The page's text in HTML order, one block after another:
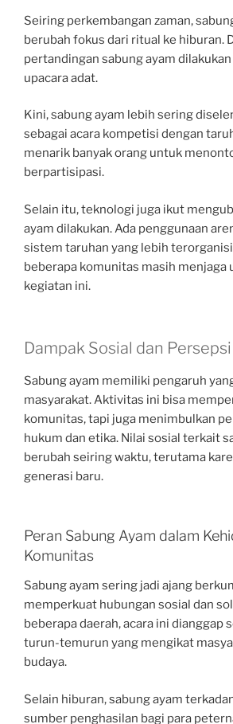
Seiring perkembangan zaman,
berubah fokus dari ritual ke hiburan.
pertandingan sabung ayam
upacara adat.
Kini, sabung ayam lebih sering
sebagai acara kompetisi dengan
menarik banyak orang untuk
berpartisipasi.
Selain itu, teknologi juga ikut
ayam dilakukan. Ada penggunaan
sistem taruhan yang lebih
beberapa komunitas masih menjaga
kegiatan ini.
Dampak Sosial dan
Sabung ayam memiliki pengaruh
masyarakat. Aktivitas ini bisa
komunitas, tapi juga menimbulkan
hukum dan etika. Nilai sosial terkait
berubah seiring waktu, terutama
generasi baru.
Peran Sabung Ayam dalam
Komunitas
Sabung ayam sering jadi ajang
memperkuat hubungan sosial dan
beberapa daerah, acara ini dianggap
turun-temurun yang mengikat
budaya.
Selain hiburan, sabung ayam
sumber penghasilan bagi para